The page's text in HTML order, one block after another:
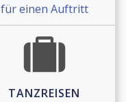
für einen Auftritt
TANZREISEN